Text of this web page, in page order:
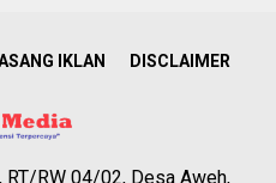
IKLAN DISCLAIMER
RT/RW 04/02, Desa Aweh,